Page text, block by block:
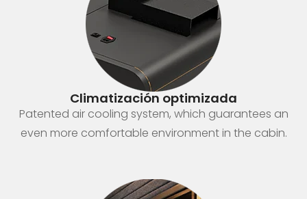
Climatización optimizada
Patented air cooling system, which guarantees an
even more comfortable environment in the cabin.